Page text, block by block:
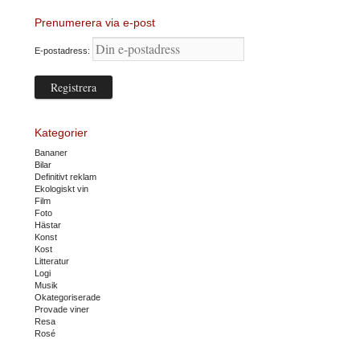
Prenumerera via e-post
E-postadress:
Kategorier
Bananer
Bilar
Definitivt reklam
Ekologiskt vin
Film
Foto
Hästar
Konst
Kost
Litteratur
Logi
Musik
Okategoriserade
Provade viner
Resa
Rosé